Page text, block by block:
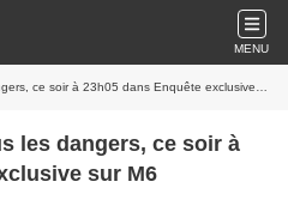
MENU
ce soir à 23h05 dans Enquête exclusive sur M6
les dangers, ce soir à
sur M6